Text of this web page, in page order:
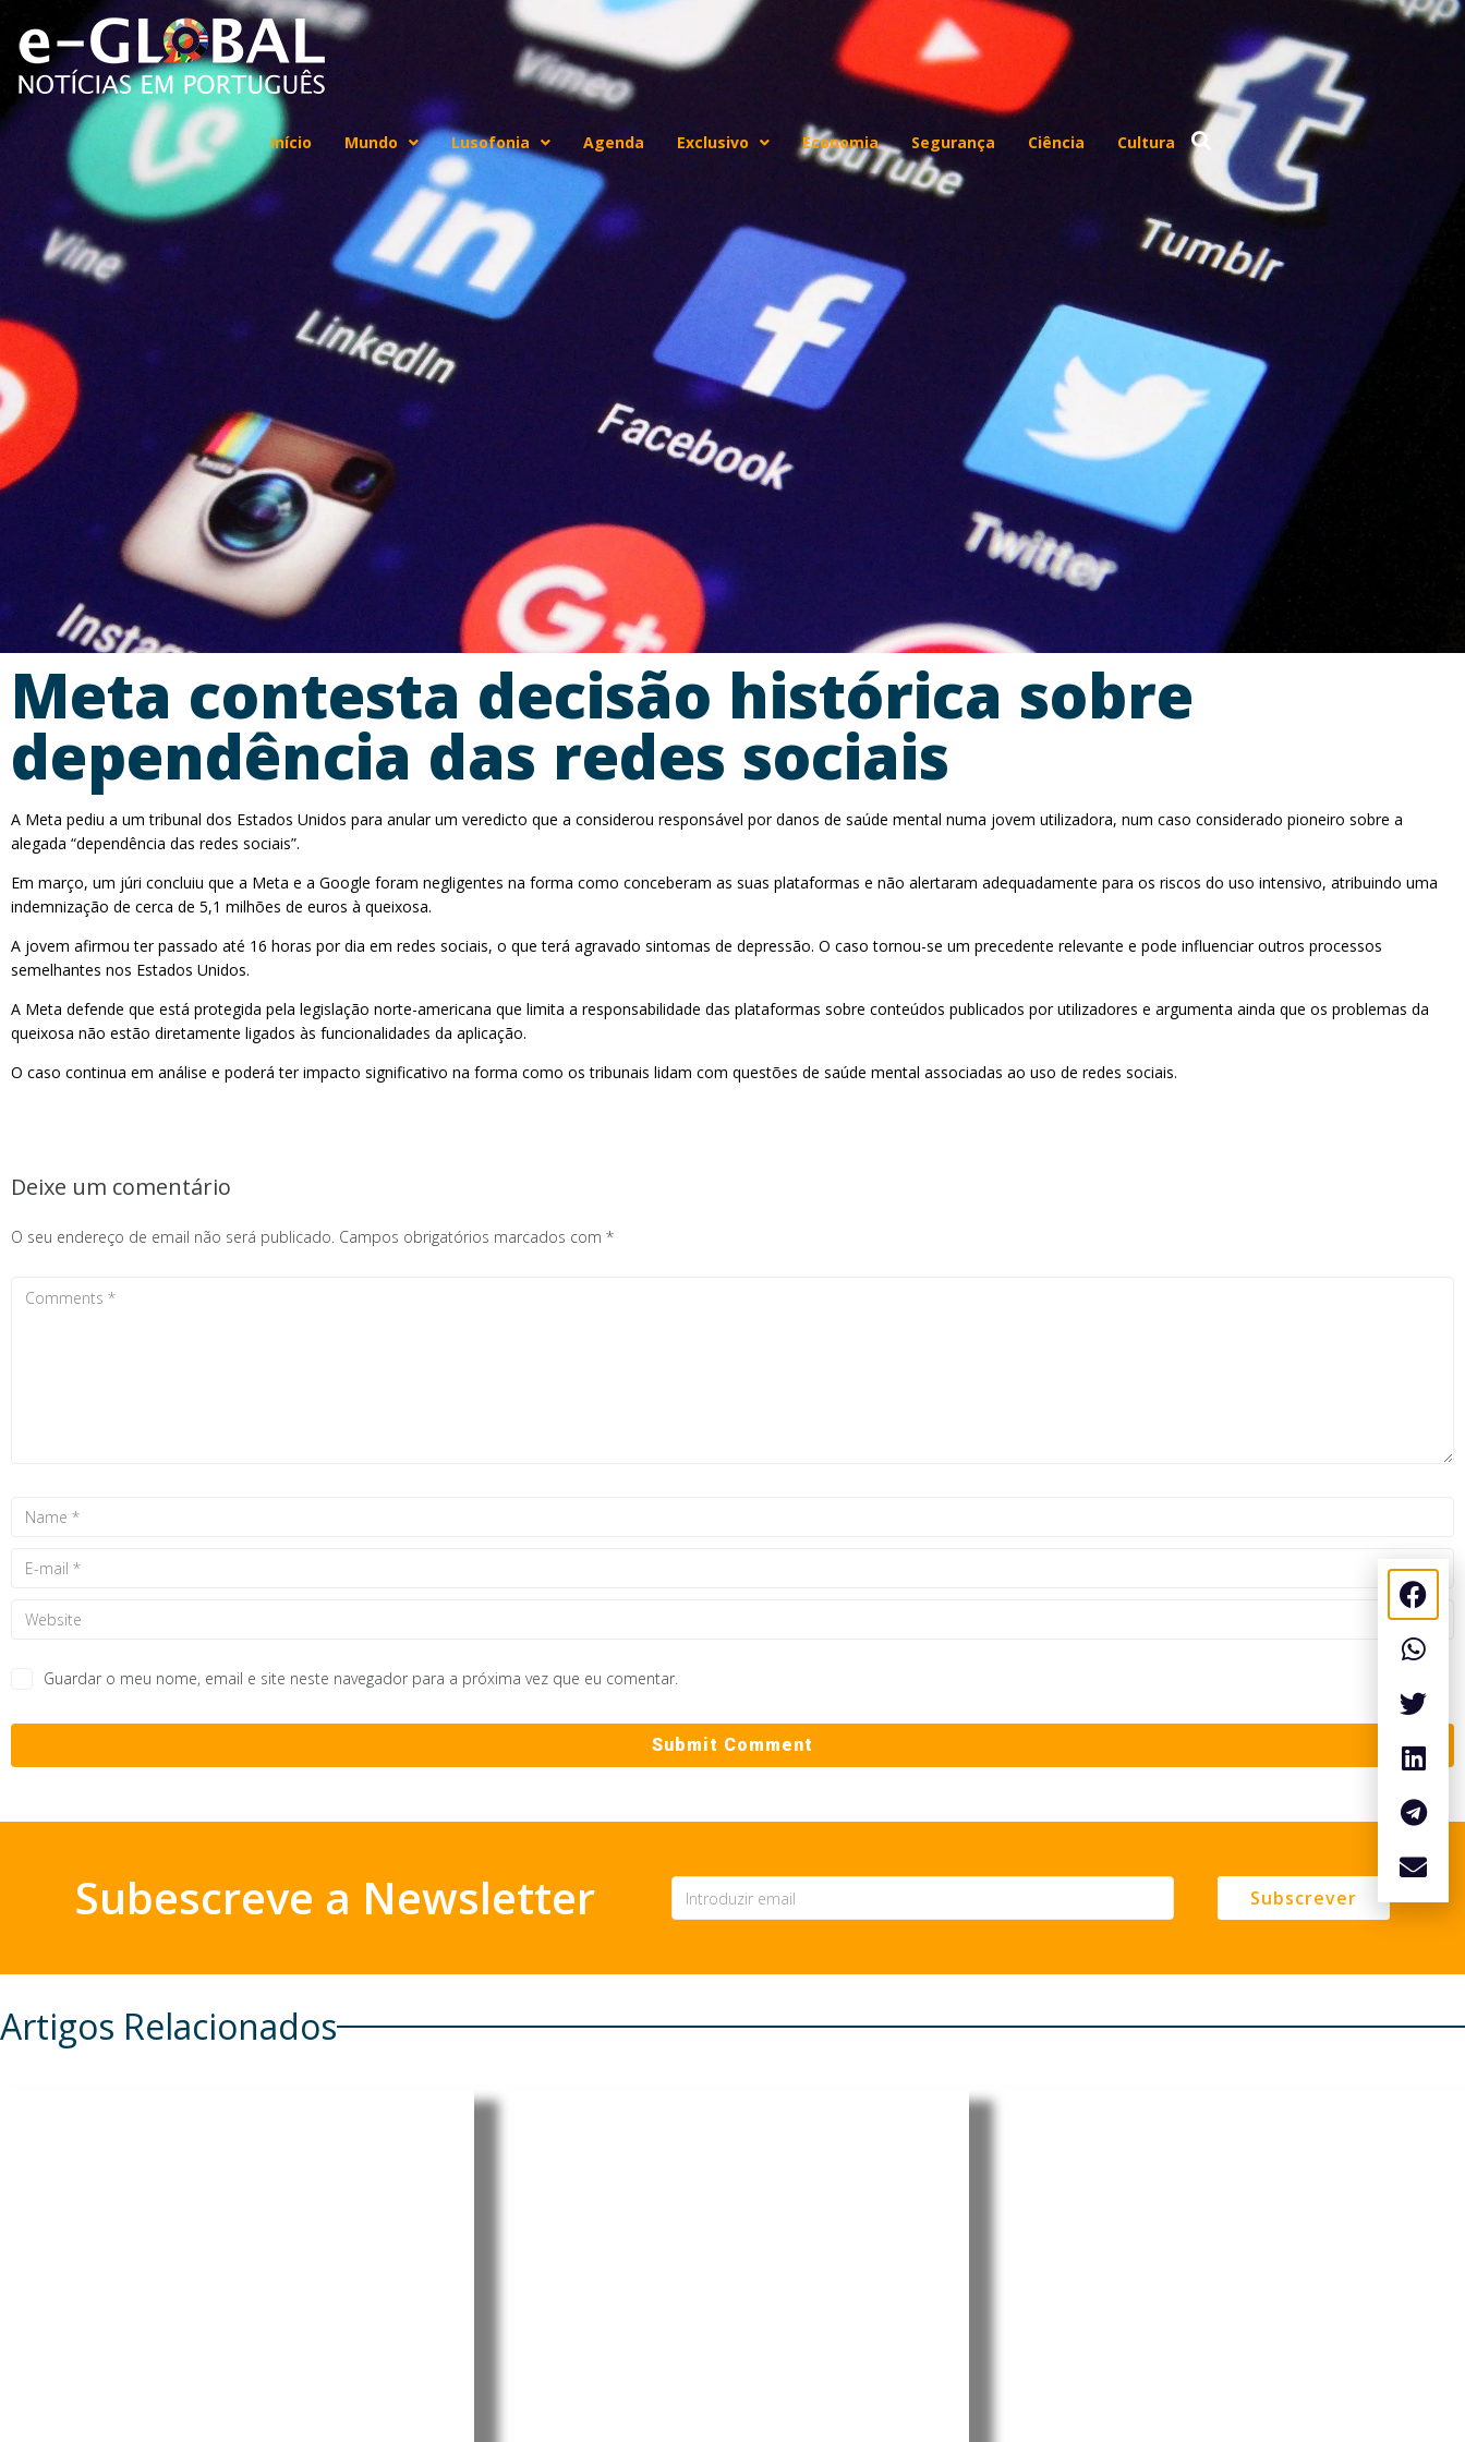
Início Mundo Lusofonia Agenda Exclusivo Economia Segurança Ciência Cultura
Meta contesta decisão histórica sobre
dependência das redes sociais
A Meta pediu a um tribunal dos Estados Unidos para anular um veredicto que a considerou responsável por danos de saúde mental numa jovem utilizadora, num caso considerado pioneiro sobre a
alegada “dependência das redes sociais”.
Em março, um júri concluiu que a Meta e a Google foram negligentes na forma como conceberam as suas plataformas e não alertaram adequadamente para os riscos do uso intensivo, atribuindo uma
indemnização de cerca de 5,1 milhões de euros à queixosa.
A jovem afirmou ter passado até 16 horas por dia em redes sociais, o que terá agravado sintomas de depressão. O caso tornou-se um precedente relevante e pode influenciar outros processos
semelhantes nos Estados Unidos.
A Meta defende que está protegida pela legislação norte-americana que limita a responsabilidade das plataformas sobre conteúdos publicados por utilizadores e argumenta ainda que os problemas da
queixosa não estão diretamente ligados às funcionalidades da aplicação.
O caso continua em análise e poderá ter impacto significativo na forma como os tribunais lidam com questões de saúde mental associadas ao uso de redes sociais.
Deixe um comentário
O seu endereço de email não será publicado. Campos obrigatórios marcados com *
Guardar o meu nome, email e site neste navegador para a próxima vez que eu comentar.
Subescreve a Newsletter Subscrever
Artigos Relacionados